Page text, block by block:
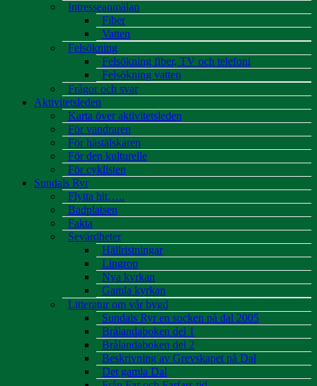
Intresseanmälan
Fiber
Vatten
Felsökning
Felsökning fiber, TV och telefoni
Felsökning vatten
Frågor och svar
Aktivitetsleden
Karta över aktivitetsleden
För vandraren
För hästälskaren
För den kulturelle
För cyklisten
Sundals Ryr
Flytta hit…..
Badplatsen
Fakta
Sevärdheter
Hällristningar
Lingrop
Nya kyrkan
Gamla kyrkan
Litteratur om vår bygd
Sundals Ryr en socken på dal 2005
Brålandaboken del 1
Brålandaboken del 2
Beskrivning av Grevskapet på Dal
Det gamla Dal